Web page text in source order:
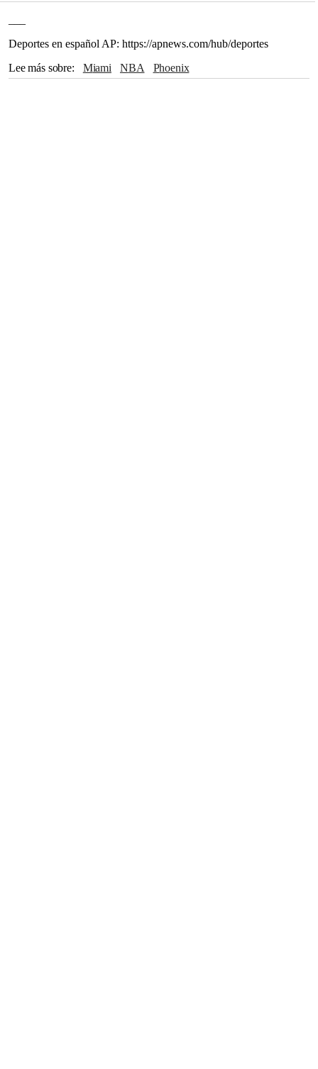
Deportes en español AP: https://apnews.com/hub/deportes
Lee más sobre
Miami NBA Phoenix